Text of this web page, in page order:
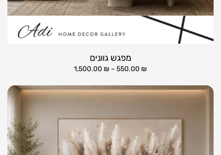
מפגש גוונים
550.00 ₪
–
1,500.00 ₪